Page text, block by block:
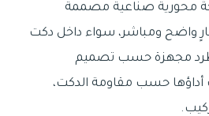
محورية صناعية مصممة
واضح ومباشر، سواء داخل دكت
مجهزة حسب تصميم
حسب مقاومة الدكت،